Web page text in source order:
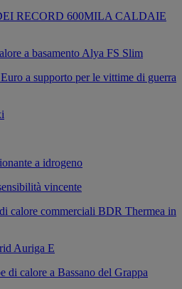
RECORD 600MILA CALDAIE
a basamento Alya FS Slim
a supporto per le vittime di guerra
a idrogeno
vincente
calore commerciali BDR Thermea in
Auriga E
di calore a Bassano del Grappa